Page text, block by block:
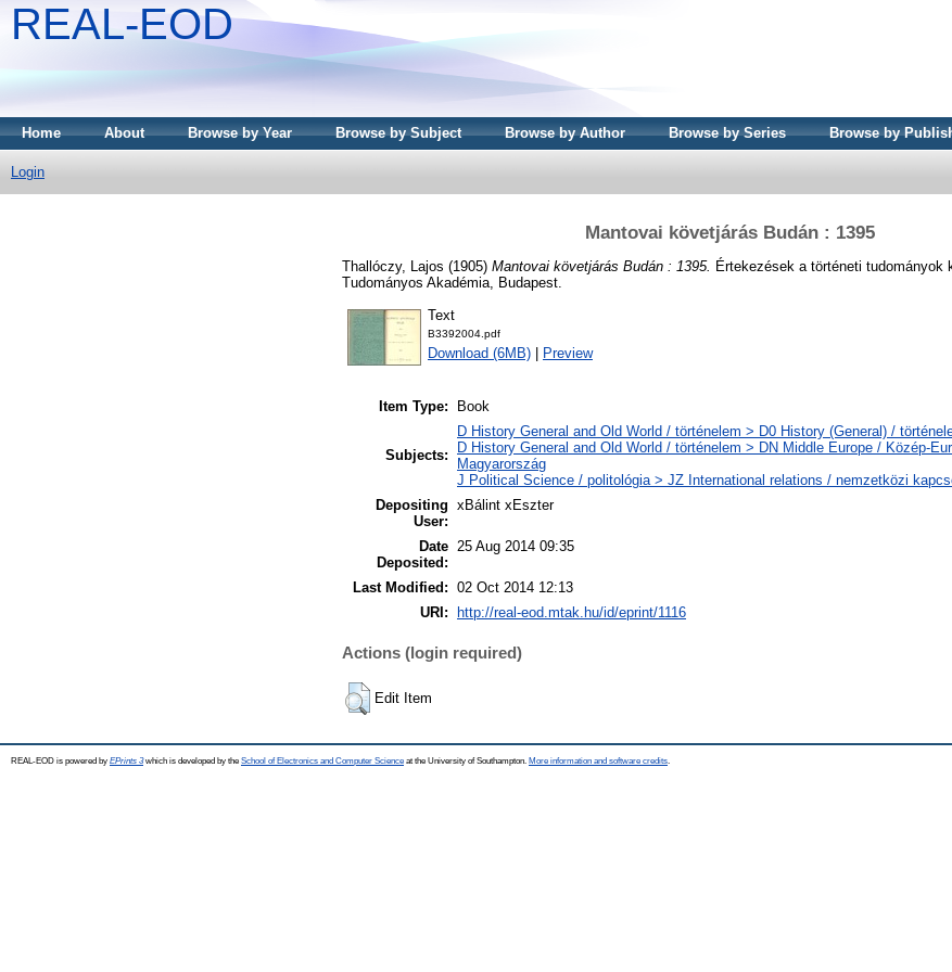
REAL-EOD
Home About Browse by Year Browse by Subject Browse by Author Browse by Series Browse by
Login
Mantovai követjárás Budán : 1395
Thallóczy, Lajos (1905) Mantovai követjárás Budán : 1395. Értekezések a történeti tudományok
Tudományos Akadémia, Budapest.
Text
B3392004.pdf
Download (6MB) Preview
Item Type: Book
Subjects:
D History General and Old World / történelem > D0 History (General) /
D History General and Old World / történelem > DN Middle Europe / Közép-
Magyarország
J Political Science / politológia > JZ International relations / nemzetközi
Depositing
User:
xBálint xEszter
Date
Deposited:
25 Aug 2014 09:35
Last Modified: 02 Oct 2014 12:13
URI:
http://real-eod.mtak.hu/id/eprint/1116
Actions (login required)
Edit Item
REAL-EOD is powered by EPrints 3which is developed by the School of Electronics and Computer Science at the University of Southampton. More information and software credits